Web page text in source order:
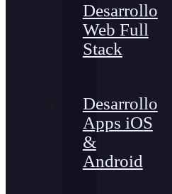
Desarrollo
Web Full
Stack
Desarrollo
Apps iOS
&
Android